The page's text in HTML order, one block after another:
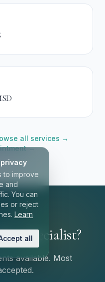
all services →
→
a specialist?
available. Most
to improve
and
You can
or reject
Learn
all